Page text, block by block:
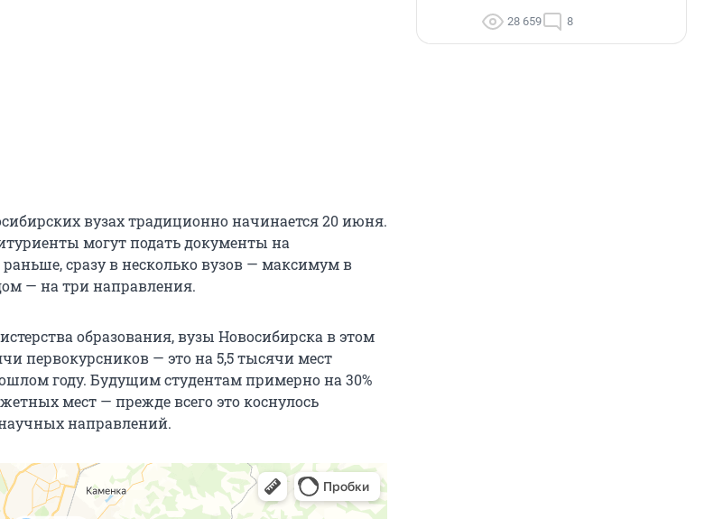
вузах традиционно начинается 20 июня.
могут подать документы на
сразу в несколько вузов — максимум в
— на три направления.
образования, вузы Новосибирска в этом
первокурсников — это на 5,5 тысячи мест
году. Будущим студентам примерно на 30%
мест — прежде всего это коснулось
направлений.
28 659 8